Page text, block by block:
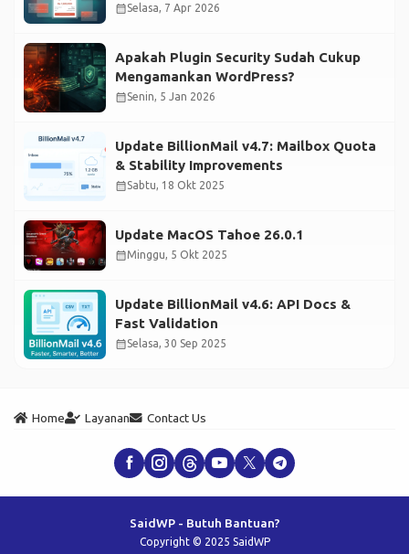
calendar_monthSelasa, 7 Apr 2026
Apakah Plugin Security Sudah Cukup
Mengamankan WordPress?
calendar_monthSenin, 5 Jan 2026
Update BillionMail v4.7: Mailbox Quota
& Stability Improvements
calendar_monthSabtu, 18 Okt 2025
Update MacOS Tahoe 26.0.1
calendar_monthMinggu, 5 Okt 2025
Update BillionMail v4.6: API Docs &
Fast Validation
calendar_monthSelasa, 30 Sep 2025
Home Layanan Contact Us
SaidWP - Butuh Bantuan?
Copyright © 2025 SaidWP